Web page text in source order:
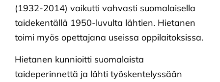
(1932-2014) vaikutti vahvasti suomalaisella
taidekentällä 1950-luvulta lähtien. Hietanen
toimi myös opettajana useissa oppilaitoksissa.
Hietanen kunnioitti suomalaista
taideperinnettä ja lähti työskentelyssään